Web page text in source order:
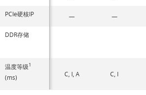
PCIe硬核IP — —
DDR存储
温度等级1
(ms) C, I, A C, I